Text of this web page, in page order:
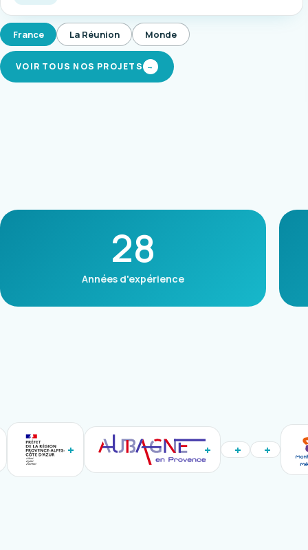
France La Réunion Monde
VOIR TOUS NOS PROJETS →
28
Années d'expérience